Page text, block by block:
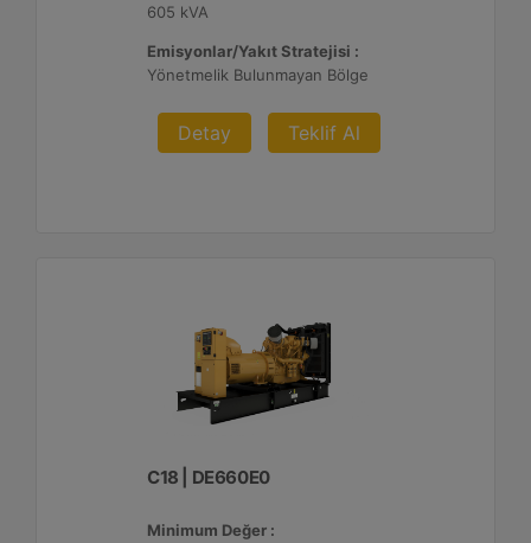
605 kVA
Emisyonlar/Yakıt Stratejisi :
Yönetmelik Bulunmayan Bölge
Detay Teklif Al
C18 | DE660E0
Minimum Değer :